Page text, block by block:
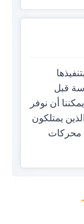
قبل
أن نوفر
يمتلكون
محركات